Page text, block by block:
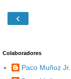
‹
Colaboradores
Paco Muñoz Jr.